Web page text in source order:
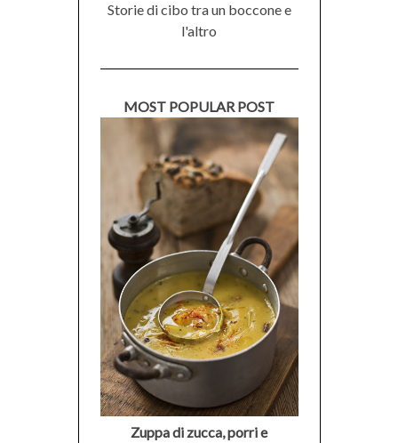
Storie di cibo tra un boccone e
l'altro
MOST POPULAR POST
Zuppa di zucca, porri e